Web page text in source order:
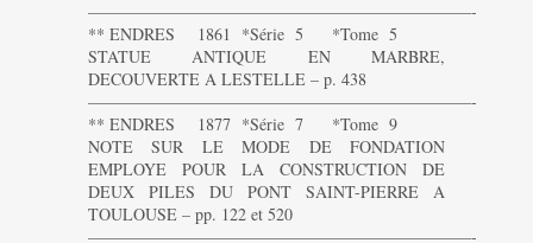
———————————————————————-
** ENDRES 1861 *Série 5 *Tome 5
STATUE ANTIQUE EN MARBRE,
DECOUVERTE A LESTELLE – p. 438
———————————————————————-
** ENDRES 1877 *Série 7 *Tome 9
NOTE SUR LE MODE DE FONDATION
EMPLOYE POUR LA CONSTRUCTION DE
DEUX PILES DU PONT SAINT-PIERRE A
TOULOUSE – pp. 122 et 520
———————————————————————-